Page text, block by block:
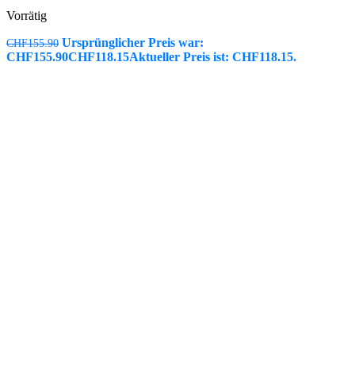
Vorrätig
CHF155.90 Ursprünglicher Preis war:
CHF155.90CHF118.15Aktueller Preis ist: CHF118.15.